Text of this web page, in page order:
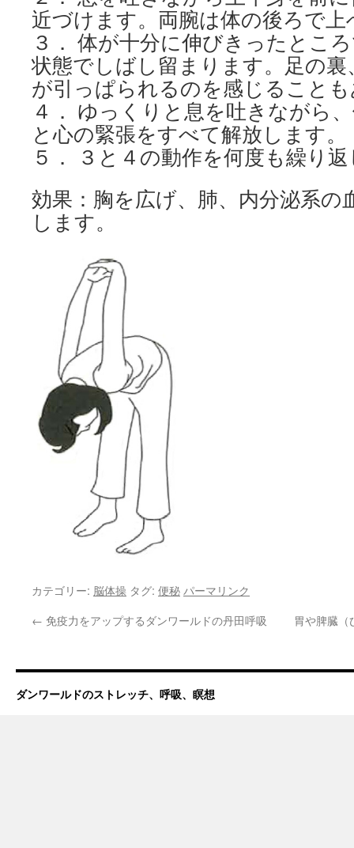
近づけます。両腕は体の後ろで
３． 体が十分に伸びきったとこ
状態でしばし留まります。足の裏
が引っぱられるのを感じること
４． ゆっくりと息を吐きながら
と心の緊張をすべて解放します。
５． ３と４の動作を何度も繰り
効果：胸を広げ、肺、内分泌系の
します。
カテゴリー: 脳体操 タグ: 便秘 パーマリンク
← 免疫力をアップするダンワールドの丹田呼吸 胃や脾臓
ダンワールドのストレッチ、呼吸、瞑想